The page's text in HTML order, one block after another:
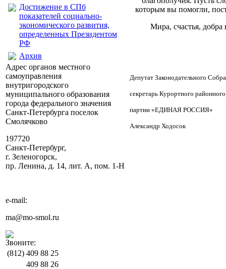
Достижение в СПб
показателей социально-
экономического развития,
определенных Президентом
РФ
Архив
Адрес органов местного
самоуправления
внутригородского
муниципального образования
города федерального значения
Санкт-Петербурга поселок
Смолячково
197720
Санкт-Петербург,
г. Зеленогорск,
пр. Ленина, д. 14, лит. А, пом. 1-Н
e-mail:
ma@mo-smol.ru
Звоните:
(812) 409 88 25
409 88 26
которым вы помогли,
Мира, счастья,
Депутат Законодательного
секретарь Курортного
партии «ЕДИНАЯ РОССИЯ»
Александр Ходосок